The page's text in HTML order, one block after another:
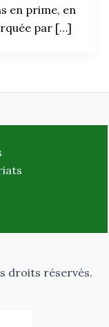
en prime, en
par […]
droits réservés.